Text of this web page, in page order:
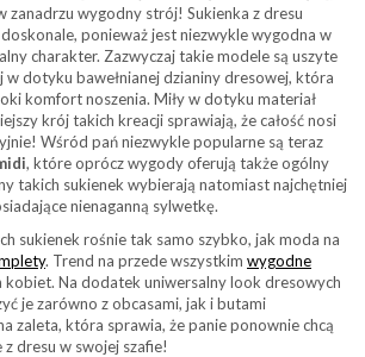
zanadrzu wygodny strój! Sukienka z dresu
ponieważ jest niezwykle wygodna w
charakter. Zazwyczaj takie modele są uszyte
w dotyku bawełnianej dzianiny dresowej, która
komfort noszenia. Miły w dotyku materiał
krój takich kreacji sprawiają, że całość nosi
Wśród pań niezwykle popularne są teraz
, które oprócz wygody oferują także ogólny
takich sukienek wybierają natomiast najchętniej
nienaganną sylwetkę.
sukienek rośnie tak samo szybko, jak moda na
. Trend na przede wszystkim wygodne
kobiet. Na dodatek uniwersalny look dresowych
je zarówno z obcasami, jak i butami
zaleta, która sprawia, że panie ponownie chcą
dresu w swojej szafie!